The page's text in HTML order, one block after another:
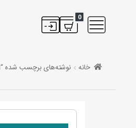
0
خانه نوشته‌های برچسب شده “campusM”